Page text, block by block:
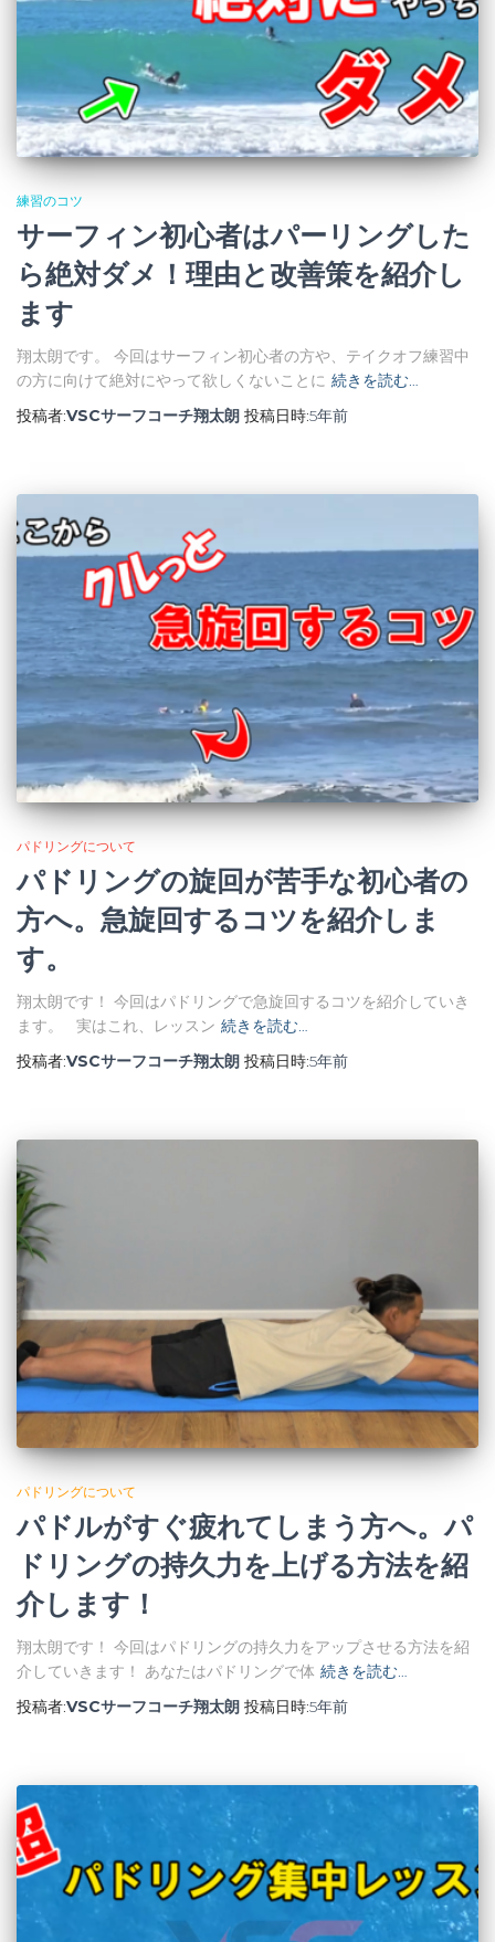
練習のコツ
サーフィン初心者はパーリングした
ら絶対ダメ！理由と改善策を紹介し
ます
翔太朗です。 今回はサーフィン初心者の方や、テイクオフ練習中
の方に向けて絶対にやって欲しくないことに 続きを読む…
投稿者:VSCサーフコーチ翔太朗 投稿日時:5年前
パドリングについて
パドリングの旋回が苦手な初心者の
方へ。急旋回するコツを紹介しま
す。
翔太朗です！ 今回はパドリングで急旋回するコツを紹介していき
ます。 実はこれ、レッスン 続きを読む…
投稿者:VSCサーフコーチ翔太朗 投稿日時:5年前
パドリングについて
パドルがすぐ疲れてしまう方へ。パ
ドリングの持久力を上げる方法を紹
介します！
翔太朗です！ 今回はパドリングの持久力をアップさせる方法を紹
介していきます！ あなたはパドリングで体 続きを読む…
投稿者:VSCサーフコーチ翔太朗 投稿日時:5年前